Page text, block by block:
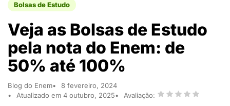
Bolsas de Estudo
Veja as Bolsas de Estudo
pela nota do Enem: de
50% até 100%
Blog do Enem
8 fevereiro, 2024
Atualizado em 4 outubro, 2025
Avaliação: